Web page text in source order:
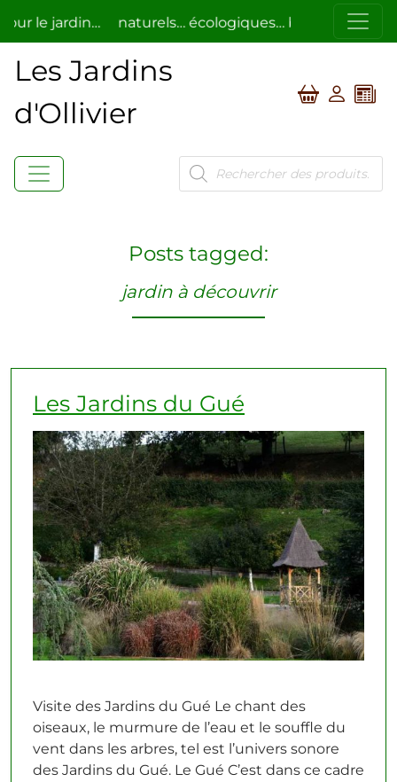
le jardin… naturels… écologiques… bio…
Les Jardins
d'Ollivier
Recherche
de
produits
Posts tagged:
jardin à découvrir
Les Jardins du Gué
Visite des Jardins du Gué Le chant des
oiseaux, le murmure de l’eau et le souffle du
vent dans les arbres, tel est l’univers sonore
des Jardins du Gué. Le Gué C’est dans ce cadre